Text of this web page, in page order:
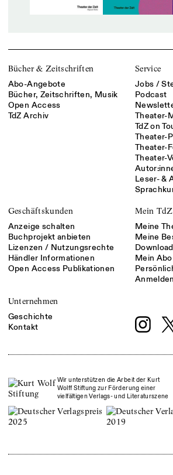
Bücher & Zeitschriften
Abo-Angebote
Bücher, Zeitschriften, Musik
Open Access
TdZ Archiv
Service
Jobs /
Podcast
Theater-
TdZ on
Theater-
Theater-
Theater-
Leser- &
Geschäftskunden
Anzeige schalten
Buchprojekt anbieten
Lizenzen / Nutzungsrechte
Händler Informationen
Open Access Publikationen
Mein TdZ
Meine
Meine
Mein Abo
Anmelden
Unternehmen
Geschichte
Kontakt
Wir unterstützen die Arbeit der Kurt
Wolff Stiftung zur Förderung einer
vielfältigen Verlags- und Literaturszene